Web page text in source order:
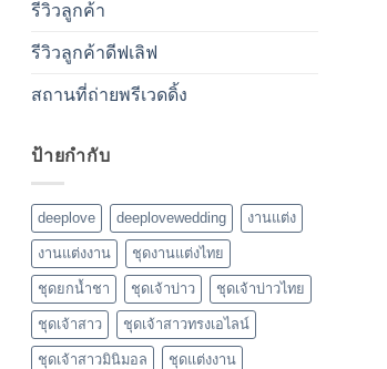
รีวิวลูกค้า
รีวิวลูกค้าดีฟเลิฟ
สถานที่ถ่ายพรีเวดดิ้ง
ป้ายกำกับ
deeplove deeplovewedding งานแต่ง
งานแต่งงาน ชุดงานแต่งไทย
ชุดยกน้ำชา ชุดเจ้าบ่าว ชุดเจ้าบ่าวไทย
ชุดเจ้าสาว ชุดเจ้าสาวทรงเอไลน์
ชุดเจ้าสาวมินิมอล ชุดแต่งงาน